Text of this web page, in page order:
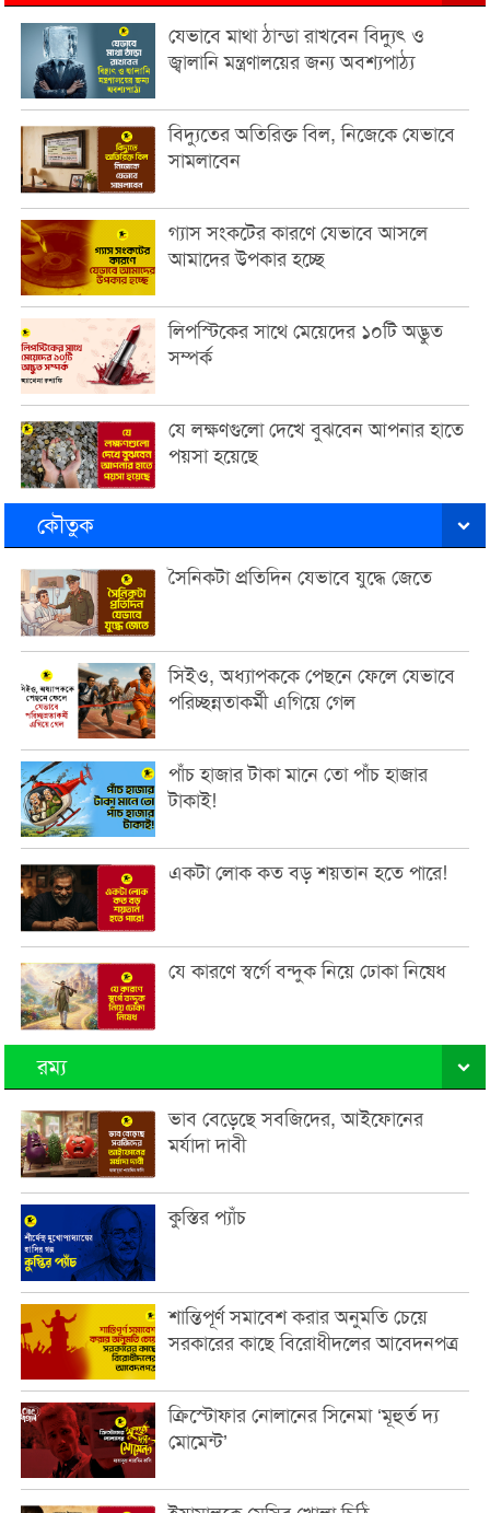
যেভাবে মাথা ঠান্ডা রাখবেন বিদ্যুৎ ও
জ্বালানি মন্ত্রণালয়ের জন্য অবশ্যপাঠ্য
বিদ্যুতের অতিরিক্ত বিল, নিজেকে যেভাবে
সামলাবেন
গ্যাস সংকটের কারণে যেভাবে আসলে
আমাদের উপকার হচ্ছে
লিপস্টিকের সাথে মেয়েদের ১০টি অদ্ভুত
সম্পর্ক
যে লক্ষণগুলো দেখে বুঝবেন আপনার হাতে
পয়সা হয়েছে
কৌতুক
সৈনিকটা প্রতিদিন যেভাবে যুদ্ধে জেতে
সিইও, অধ্যাপককে পেছনে ফেলে যেভাবে
পরিচ্ছন্নতাকর্মী এগিয়ে গেল
পাঁচ হাজার টাকা মানে তো পাঁচ হাজার
টাকাই!
একটা লোক কত বড় শয়তান হতে পারে!
যে কারণে স্বর্গে বন্দুক নিয়ে ঢোকা নিষেধ
রম্য
ভাব বেড়েছে সবজিদের, আইফোনের
মর্যাদা দাবী
কুস্তির প্যাঁচ
শান্তিপূর্ণ সমাবেশ করার অনুমতি চেয়ে
সরকারের কাছে বিরোধীদলের আবেদনপত্র
ক্রিস্টোফার নোলানের সিনেমা ‘মূহুর্ত দ্য
মোমেন্ট’